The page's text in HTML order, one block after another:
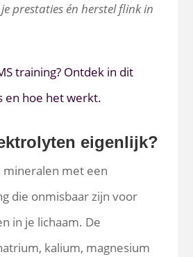
prestaties én herstel flink in
training? Ontdek in dit
en hoe het werkt.
eigenlijk?
mineralen met een
die onmisbaar zijn voor
in je lichaam. De
kalium, magnesium